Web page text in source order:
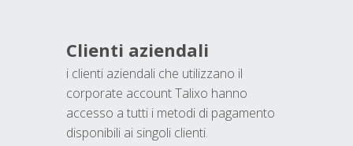
Clienti aziendali
i clienti aziendali che utilizzano il
corporate account Talixo hanno
accesso a tutti i metodi di pagamento
disponibili ai singoli clienti.